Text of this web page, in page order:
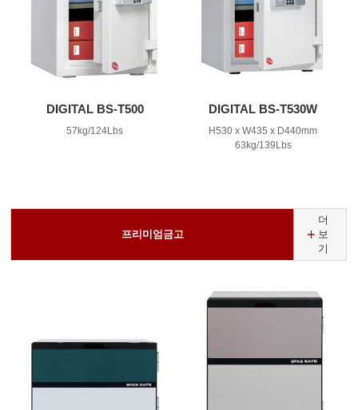
DIGITAL BS-T500
57kg/124Lbs
DIGITAL BS-T530W
H530 x W435 x D440mm
63kg/139Lbs
프리미엄금고
더
보
기